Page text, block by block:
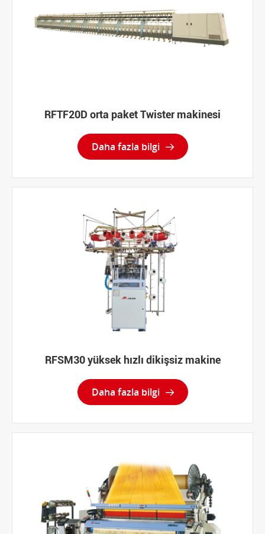
RFTF20D orta paket Twister makinesi
Daha fazla bilgi 
RFSM30 yüksek hızlı dikişsiz makine
Daha fazla bilgi 